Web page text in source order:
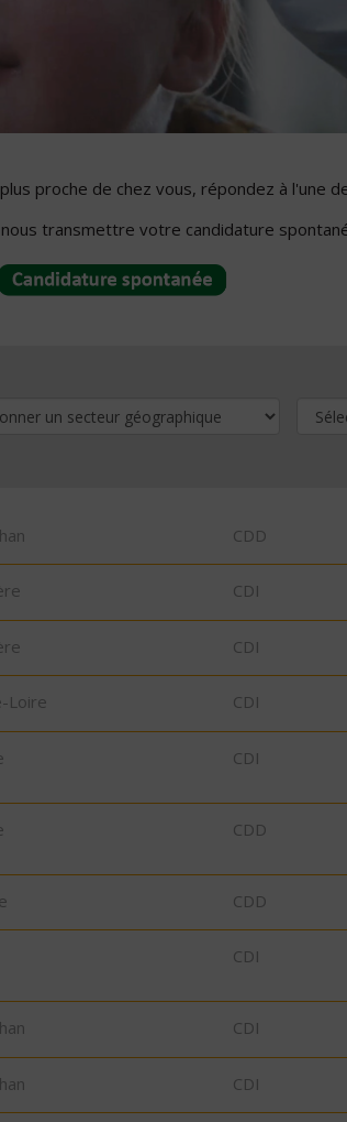
proche de chez vous, répondez à l'une
transmettre votre candidature
CDD
CDI
CDI
Loire CDI
CDI
CDD
CDD
CDI
CDI
CDI